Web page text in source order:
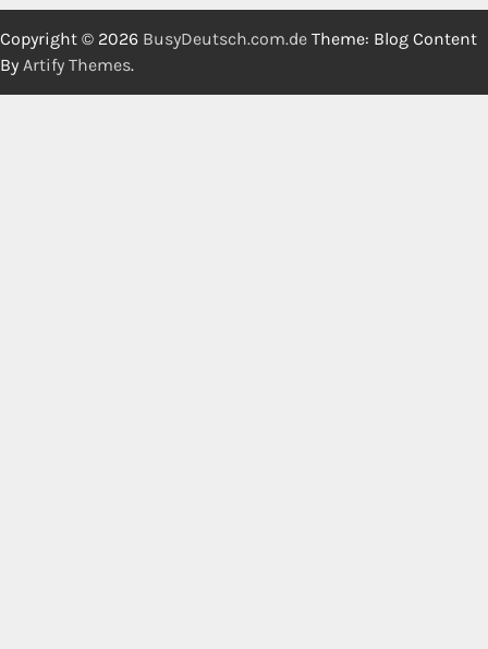
Copyright © 2026 BusyDeutsch.com.de Theme: Blog Content
By Artify Themes.